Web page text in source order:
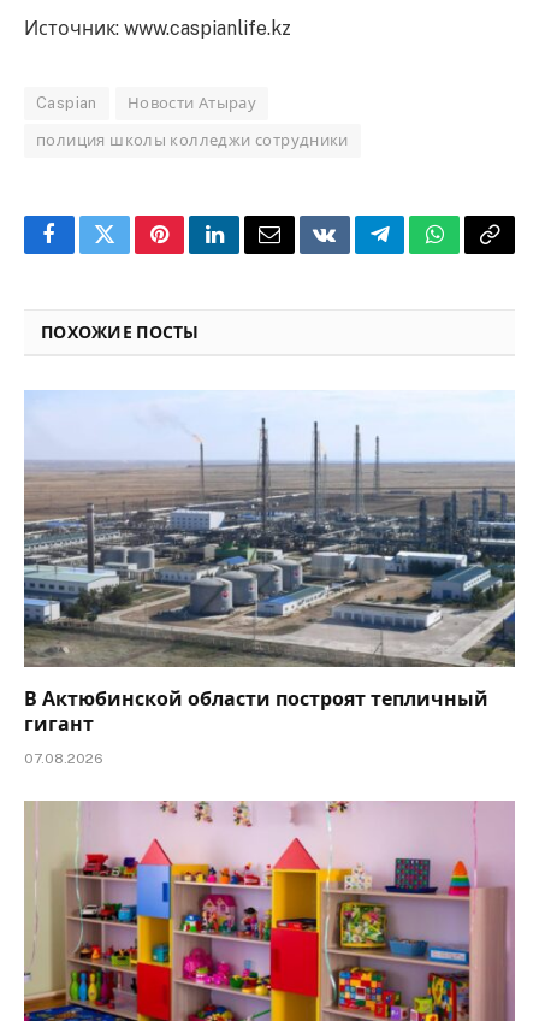
Источник: www.caspianlife.kz
Caspian Новости Атырау
полиция школы колледжи сотрудники
FacebookTwitterPinterestLinkedInEmailVKontakteTelegramWhatsApp
Copy
ПОХОЖИЕ ПОСТЫ
В Актюбинской области построят тепличный
гигант
07.08.2026